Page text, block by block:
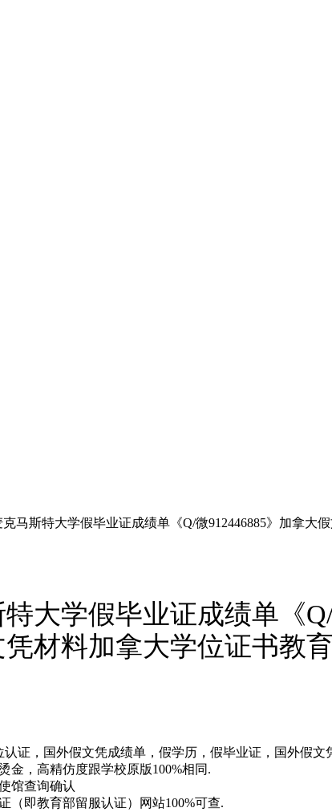
马斯特大学假毕业证成绩单《Q/微912446885》加拿大
大学假毕业证成绩单《
材料加拿大学位证书教
证，国外假文凭成绩单，假学历，假毕业证，国外假文
，高精仿度跟学校原版100%相同.
馆查询确认
即教育部留服认证）网站100%可查.